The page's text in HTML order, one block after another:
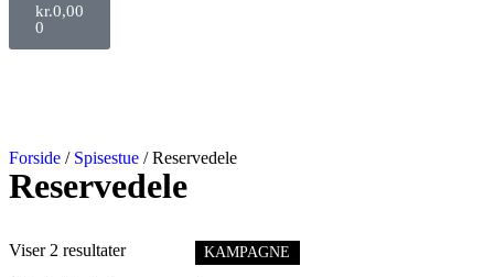
kr.0,00
0
Forside / Spisestue / Reservedele
Reservedele
Viser 2 resultater KAMPAGNE